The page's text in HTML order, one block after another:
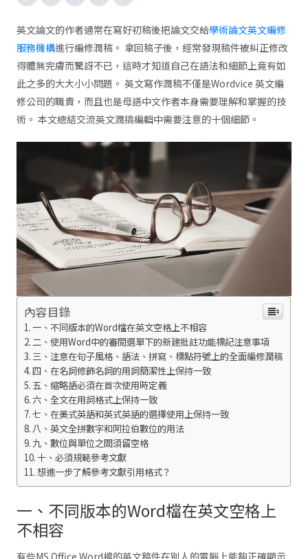
英文論文的作者通常在寫好初稿後把論文交給學術論文英文編修
服務機構進行編修潤稿。 拿回稿子後，經常發現稿件被糾正修改
得體無完膚而驚訝不已，這時才知道自己在語法和細節上竟有如
此之多的大大小小問題。 英文寫作潤稿不僅是Wordvice 英文編
修公司的職責，而且也是母語中文作者本身需要理解和掌握的技
術。 本文總結交流英文潤搞編輯中需要注意的十個細節。
內容目錄
一、不同版本的Word檔在英文空格上不相容
二、使用Word中的審閱選單下的新建批註功能標記注意事項
三、注意在句子風格、語法、拼寫、標點符號上的全面編修潤稿
四、在名詞修飾名詞的用詞簡潔性上保持一致
五、縮略語必須在首次使用時定義
六、全文在用詞格式上保持一致
七、在美式英語和英式英語的選擇使用上保持一致
八、英文全拼數字和阿拉伯數位的用法
九、數位與單位之間須留空格
十、必須規範參考文獻
想進一步了解參考文獻引用格式？
一、不同版本的Word檔在英文空格上
不相容
有些MS Office Word檔的英文稿件在別人的電腦上能夠正確顯示